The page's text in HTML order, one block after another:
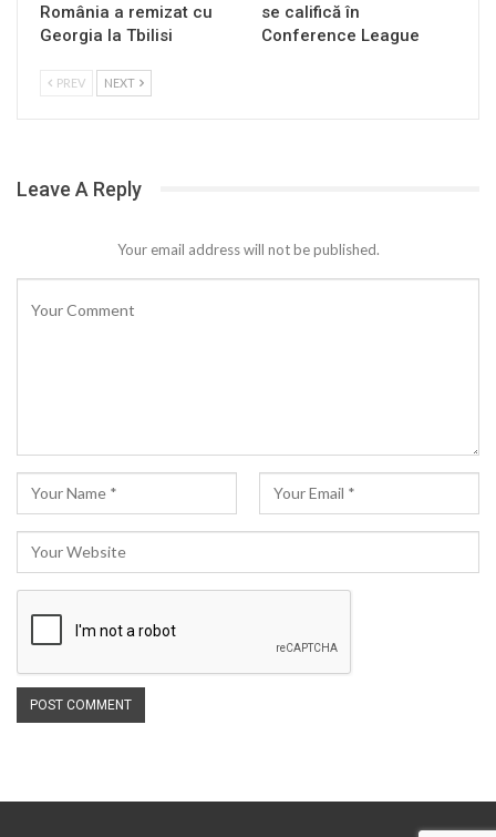
România a remizat cu
Georgia la Tbilisi
se califică în
Conference League
PREV NEXT
Leave A Reply
Your email address will not be published.